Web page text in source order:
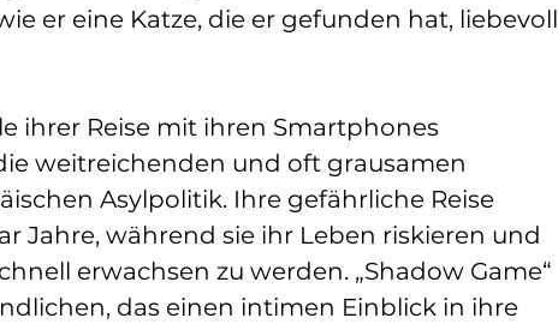
er eine Katze, die er gefunden hat, liebevoll
ihrer Reise mit ihren Smartphones
weitreichenden und oft grausamen
Asylpolitik. Ihre gefährliche Reise
Jahre, während sie ihr Leben riskieren und
erwachsen zu werden. „Shadow Game“
das einen intimen Einblick in ihre